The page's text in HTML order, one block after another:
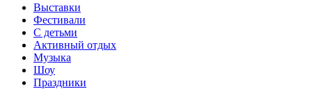
Выставки
Фестивали
С детьми
Активный отдых
Музыка
Шоу
Праздники